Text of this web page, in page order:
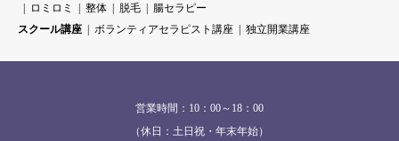
ロミロミ
整体 脱毛
腸セラピー
スクール講座
ボランティアセラピスト講座 独立開業講座
営業時間：10：00～18：00
（休日：土日祝・年末年始）